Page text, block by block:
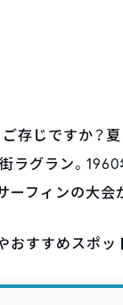
存じですか？
グラン。1960
ーフィンの大会
おすすめスポッ